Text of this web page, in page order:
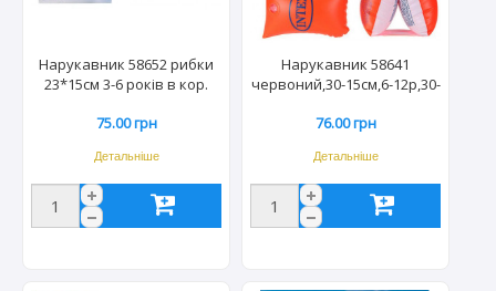
Нарукавник 58652 рибки
23*15см 3-6 років в кор.
75.00 грн
Детальніше
Нарукавник 58641
червоний,30-15см,6-12р,30-
76.00 грн
Детальніше